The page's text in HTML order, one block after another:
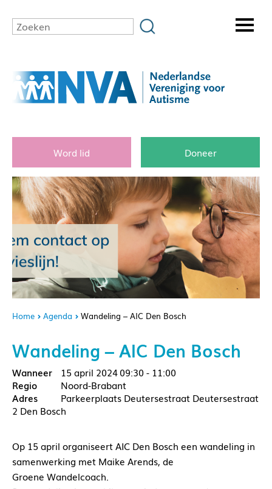
Word lid Doneer
Home Agenda Wandeling – AIC Den Bosch
Wandeling – AIC Den Bosch
15 april 202409:30 - 11:00
Noord-Brabant
Parkeerplaats Deutersestraat Deutersestraat
2 Den Bosch
Op 15 april organiseert AIC Den Bosch een wandeling in
samenwerking met Maike Arends, de
Groene Wandelcoach.